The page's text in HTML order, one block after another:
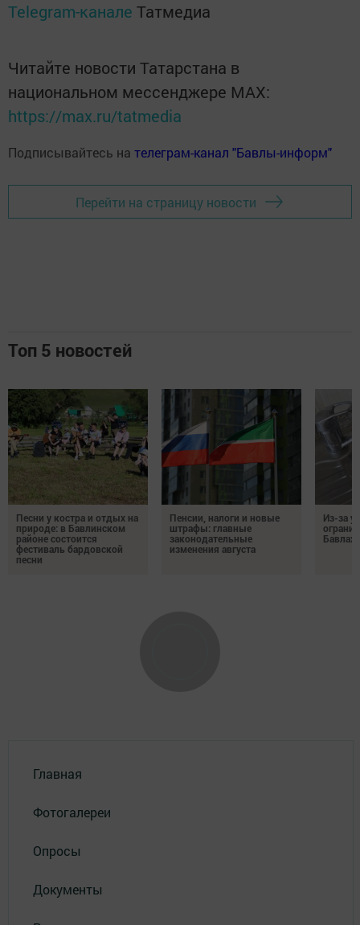
Telegram-канале Татмедиа
Читайте новости Татарстана в
национальном мессенджере MАХ:
https://max.ru/tatmedia
Подписывайтесь на телеграм-канал "Бавлы-информ"
Перейти на страницу новости
Топ 5 новостей
Песни у костра и отдых на
природе: в Бавлинском
районе состоится
фестиваль бардовской
песни
Пенсии, налоги и новые
штрафы: главные
законодательные
изменения августа
Из-за
Бавлах
Главная
Фотогалереи
Опросы
Документы